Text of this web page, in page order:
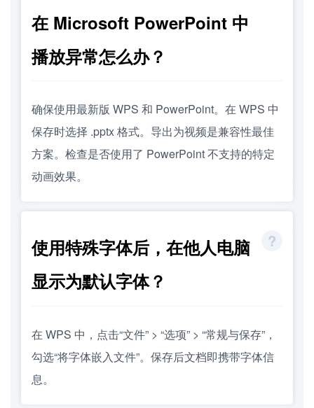
在 Microsoft PowerPoint 中
播放异常怎么办？
确保使用最新版 WPS 和 PowerPoint。在 WPS 中
保存时选择 .pptx 格式。导出为视频是兼容性最佳
方案。检查是否使用了 PowerPoint 不支持的特定
动画效果。
使用特殊字体后，在他人电脑
显示为默认字体？
在 WPS 中，点击“文件” > “选项” > “常规与保存”，
勾选“将字体嵌入文件”。保存后文档即携带字体信
息。